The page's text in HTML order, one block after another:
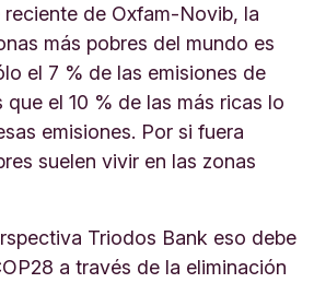
reciente de Oxfam-Novib, la
más pobres del mundo es
el 7 % de las emisiones de
el 10 % de las más ricas lo
emisiones. Por si fuera
suelen vivir en las zonas
Triodos Bank eso debe
a través de la eliminación